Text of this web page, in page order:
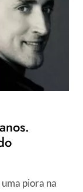
piora na